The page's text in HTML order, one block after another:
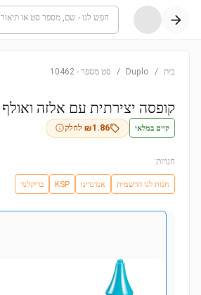
חפש לגו - שם, מספר סט או תיאור
בית /
Duplo
/ סט מספר -
10462
קופסה יצירתית עם אלזה ואולף
קיים במלאי ₪1.86 לחלק
חנויות:
חנות לגו הרשמית אנדנדינו KSP בריקלנד